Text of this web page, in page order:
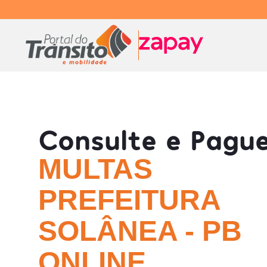
Consulte e
MULTAS
PREFEITURA
SOLÂNEA - PB